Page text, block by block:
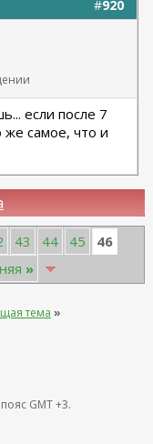
#920
если после 7
же самое, что и
43 44 45
46
»
тема »
GMT +3.